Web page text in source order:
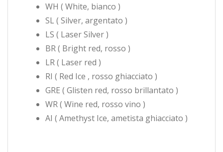
WH ( White, bianco )
SL ( Silver, argentato )
LS ( Laser Silver )
BR ( Bright red, rosso )
LR ( Laser red )
RI ( Red Ice , rosso ghiacciato )
GRE ( Glisten red, rosso brillantato )
WR ( Wine red, rosso vino )
AI ( Amethyst Ice, ametista ghiacciato )